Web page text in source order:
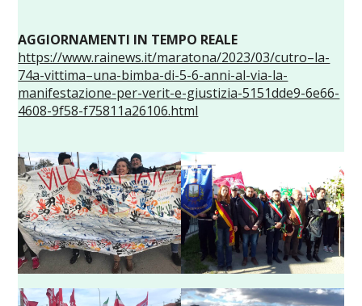
AGGIORNAMENTI IN TEMPO REALE
https://www.rainews.it/maratona/2023/03/cutro–la-
74a-vittima–una-bimba-di-5-6-anni-al-via-la-
manifestazione-per-verit-e-giustizia-5151dde9-6e66-
4608-9f58-f75811a26106.html